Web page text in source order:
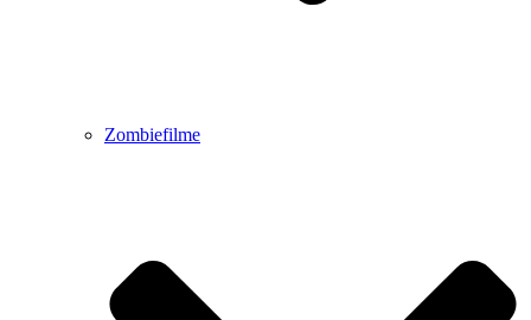
Zombiefilme